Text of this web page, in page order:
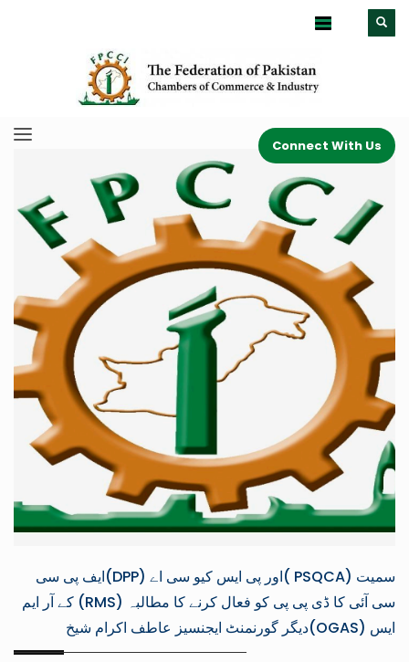
Connect With Us
سمیت (PSQCA )اور پی ایس کیو سی اے (DPP)ایف پی سی
سی آئی کا ڈی پی پی کو فعال کرنے کا مطالبہ (RMS) کے آر ایم
ایس (OGAS)دیگر گورنمنٹ ایجنسیز عاطف اکرام شیخ